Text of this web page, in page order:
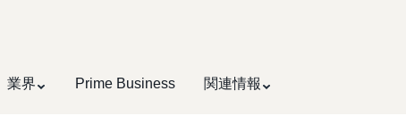
業界 Prime Business 関連情報